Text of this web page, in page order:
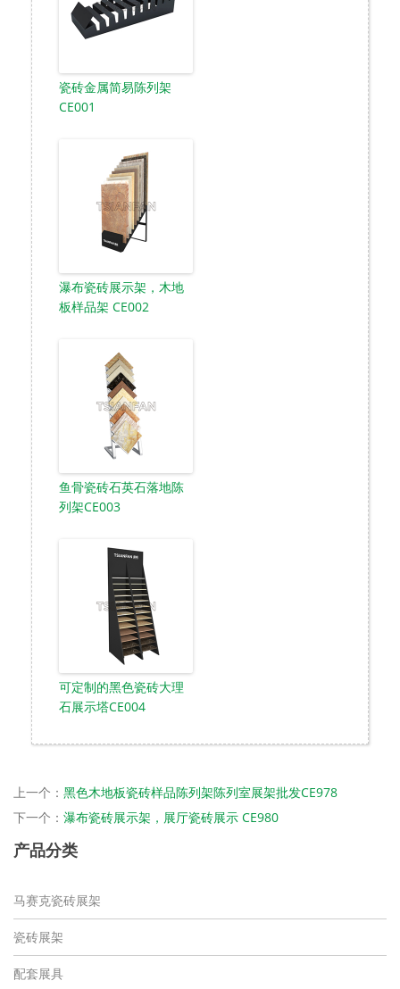
瓷砖金属简易陈列架
CE001
瀑布瓷砖展示架，木地
板样品架 CE002
鱼骨瓷砖石英石落地陈
列架CE003
可定制的黑色瓷砖大理
石展示塔CE004
上一个： 黑色木地板瓷砖样品陈列架陈列室展架批发CE978
下一个： 瀑布瓷砖展示架，展厅瓷砖展示 CE980
产品分类
马赛克瓷砖展架
瓷砖展架
配套展具